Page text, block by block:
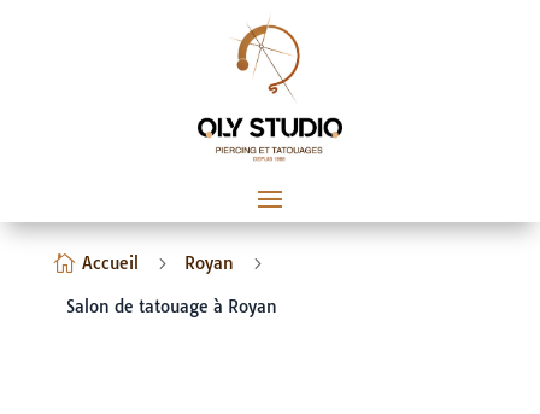
 Accueil 5 Royan
5
Salon de tatouage à Royan